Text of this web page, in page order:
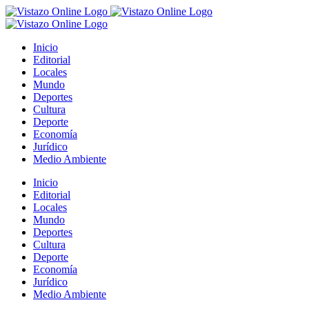
Saltar
al
Inicio
Editorial
Locales
Mundo
Deportes
Cultura
Deporte
Economía
Jurídico
Medio Ambiente
Inicio
Editorial
Locales
Mundo
Deportes
Cultura
Deporte
Economía
Jurídico
Medio Ambiente